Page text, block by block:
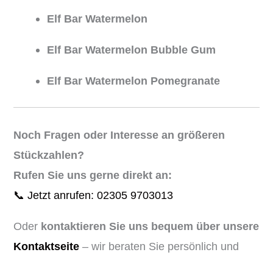
Elf Bar Watermelon
Elf Bar Watermelon Bubble Gum
Elf Bar Watermelon Pomegranate
Noch Fragen oder Interesse an größeren
Stückzahlen?
Rufen Sie uns gerne direkt an:
📞 Jetzt anrufen: 02305 9703013
Oder kontaktieren Sie uns bequem über unsere
Kontaktseite – wir beraten Sie persönlich und